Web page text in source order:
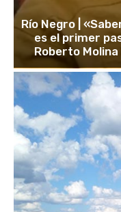
Río Negro |
es el primer
Roberto